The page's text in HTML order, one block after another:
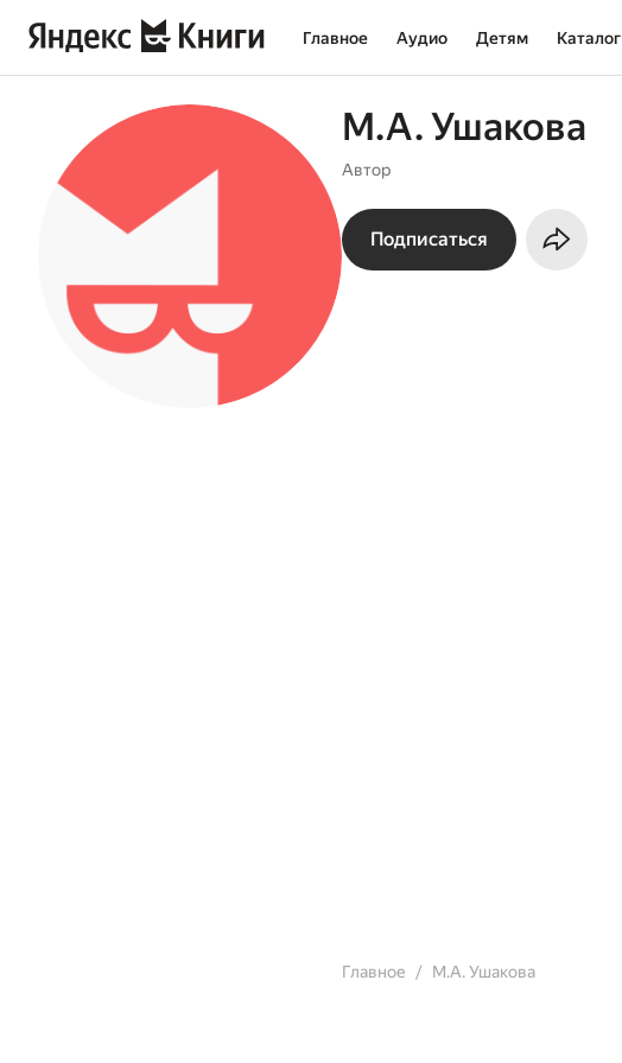
Главное Аудио Детям Каталог
М.А. Ушакова
Автор
Подписаться
Главное М.А. Ушакова